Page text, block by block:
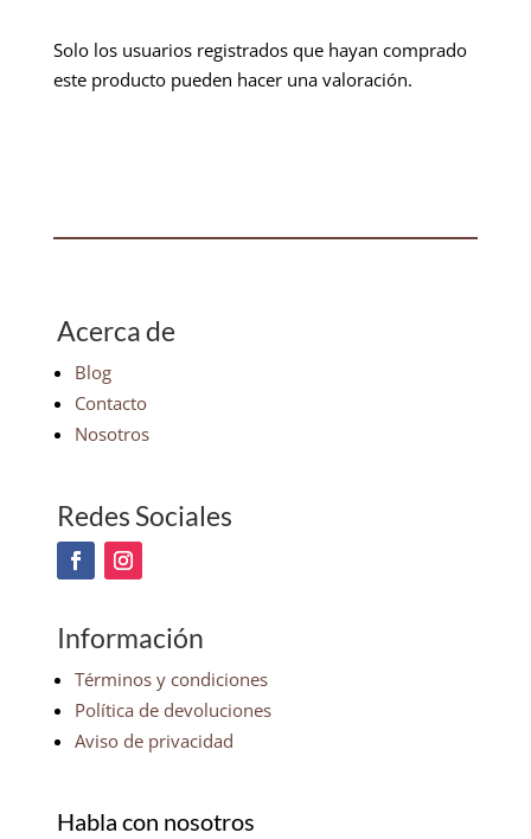
Solo los usuarios registrados que hayan comprado
este producto pueden hacer una valoración.
Acerca de
Blog
Contacto
Nosotros
Redes Sociales
Información
Términos y condiciones
Política de devoluciones
Aviso de privacidad
Habla con nosotros